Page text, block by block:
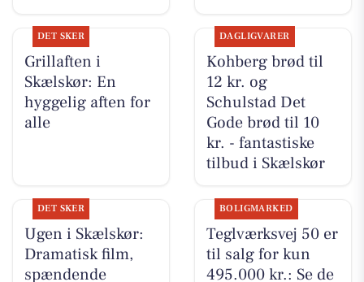
DET SKER
Grillaften i
Skælskør: En
hyggelig aften for
alle
DAGLIGVARER
Kohberg brød til
12 kr. og
Schulstad Det
Gode brød til 10
kr. - fantastiske
tilbud i Skælskør
DET SKER
Ugen i Skælskør:
Dramatisk film,
spændende
BOLIGMARKED
Teglværksvej 50 er
til salg for kun
495.000 kr.: Se de